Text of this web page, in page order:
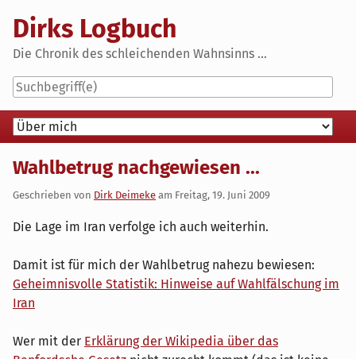
content
Dirks Logbuch
Die Chronik des schleichenden Wahnsinns ...
Navigation
Wahlbetrug nachgewiesen ...
Geschrieben von Dirk Deimeke am Freitag, 19. Juni 2009
Die Lage im Iran verfolge ich auch weiterhin.
Damit ist für mich der Wahlbetrug nahezu bewiesen:
Geheimnisvolle Statistik: Hinweise auf Wahlfälschung im
Iran
Wer mit der Erklärung der Wikipedia über das